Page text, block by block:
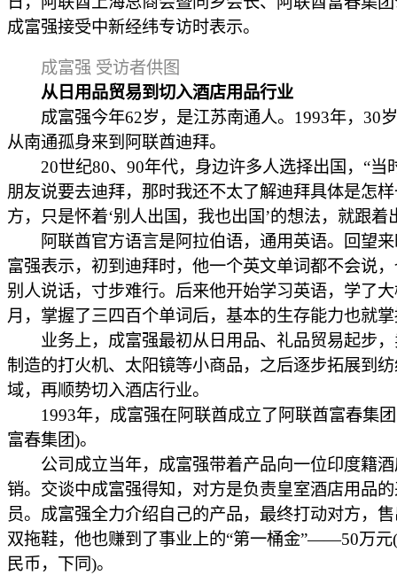
成富强接受中新经纬专访时表示。
成富强 受访者供图
从日用品贸易到切入酒店用品行业
成富强今年62岁，是江苏南通人。1993年，30
从南通孤身来到阿联酋迪拜。
20世纪80、90年代，身边许多人选择出国，“当
朋友说要去迪拜，那时我还不太了解迪拜具体是怎
方，只是怀着‘别人出国，我也出国’的想法，就跟着
阿联酋官方语言是阿拉伯语，通用英语。回望来
富强表示，初到迪拜时，他一个英文单词都不会说
别人说话，寸步难行。后来他开始学习英语，学了
月，掌握了三四百个单词后，基本的生存能力也就
业务上，成富强最初从日用品、礼品贸易起步，
制造的打火机、太阳镜等小商品，之后逐步拓展到
域，再顺势切入酒店行业。
1993年，成富强在阿联酋成立了阿联酋富春集团
富春集团)。
公司成立当年，成富强带着产品向一位印度籍酒
销。交谈中成富强得知，对方是负责皇室酒店用品
员。成富强全力介绍自己的产品，最终打动对方，
双拖鞋，他也赚到了事业上的“第一桶金”——50万元
民币，下同)。